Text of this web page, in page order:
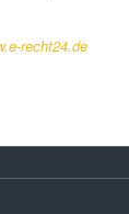
recht24.de